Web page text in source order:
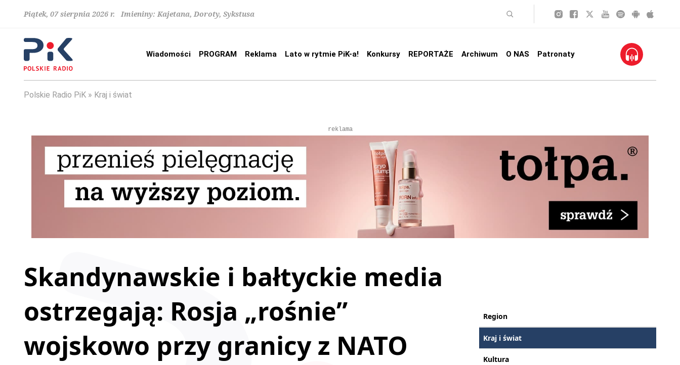
Piątek, 07 sierpnia 2026 r. Imieniny: Kajetana, Doroty, Sykstusa
Wiadomości PROGRAM Reklama Lato w rytmie PiK-a! Konkursy REPORTAŻE Archiwum O NAS Patronaty
Polskie Radio PiK Kraj i świat
reklama
Skandynawskie i bałtyckie media
ostrzegają: Rosja „rośnie”
wojskowo przy granicy z NATO
Region
Kraj i świat
Kultura